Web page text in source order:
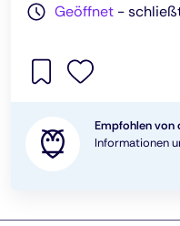
Geöffnet -
Empfohlen von
Informationen